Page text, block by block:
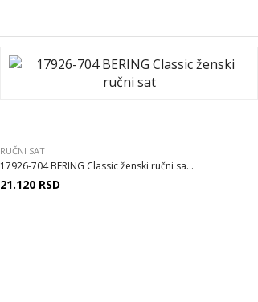
RUČNI SAT
17926-704 BERING Classic ženski ručni sa...
21.120 RSD